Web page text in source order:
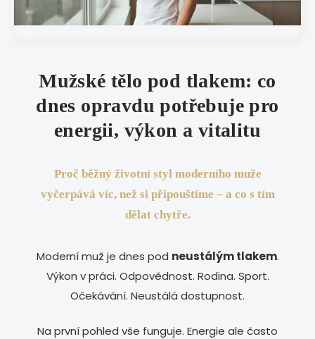
Mužské tělo pod tlakem: co
dnes opravdu potřebuje pro
energii, výkon a vitalitu
Proč běžný životní styl moderního muže
vyčerpává víc, než si připouštíme – a co s tím
dělat chytře.
Moderní muž je dnes pod neustálým tlakem.
Výkon v práci. Odpovědnost. Rodina. Sport.
Očekávání. Neustálá dostupnost.
Na první pohled vše funguje. Energie ale často